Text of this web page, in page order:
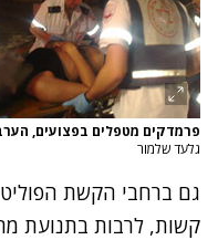
פרמדקים מטפלים בפצועים,
גלעד שלמור
גם ברחבי הקשת
קשות, לרבות בתנועת